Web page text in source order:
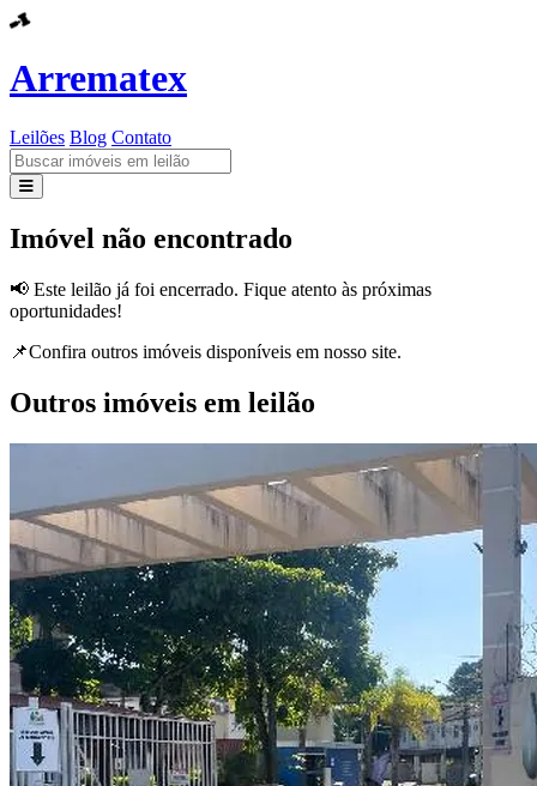
Arrematex
Leilões Blog Contato
Leilões
Imóvel não encontrado
📢 Este leilão já foi encerrado. Fique atento às próximas
oportunidades!
📌Confira outros imóveis disponíveis em nosso site.
Outros imóveis em leilão